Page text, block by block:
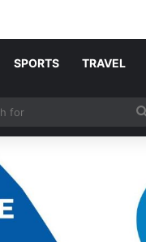
SPORTS TRAVEL